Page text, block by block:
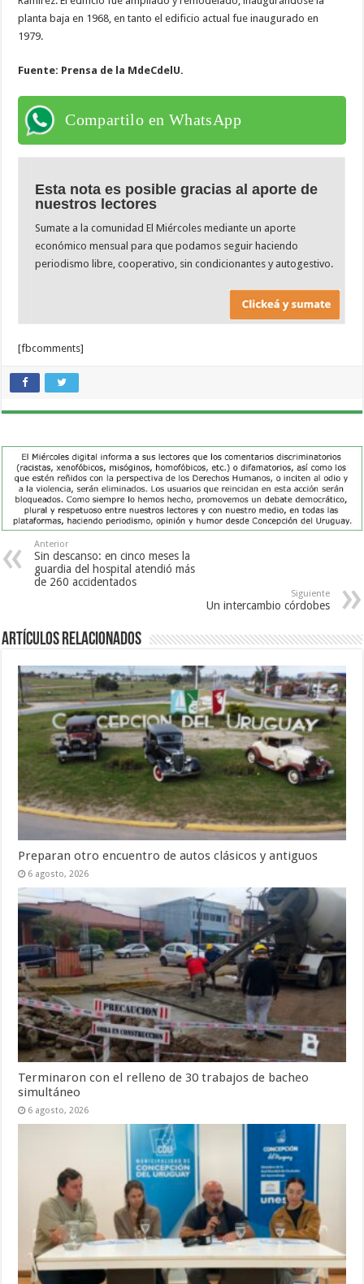
planta baja en 1968, en tanto el edificio actual fue inaugurado en
1979.
Fuente: Prensa de la MdeCdelU.
Compartilo en WhatsApp
Esta nota es posible gracias al aporte de
nuestros lectores
Sumate a la comunidad El Miércoles mediante un aporte
económico mensual para que podamos seguir haciendo
periodismo libre, cooperativo, sin condicionantes y autogestivo.
[fbcomments]
Anterior
Sin descanso: en cinco meses la
guardia del hospital atendió más
de 260 accidentados
Siguiente
Un intercambio córdobes
Artículos Relacionados
Preparan otro encuentro de autos clásicos y antiguos
6 agosto, 2026
Terminaron con el relleno de 30 trabajos de bacheo
simultáneo
6 agosto, 2026